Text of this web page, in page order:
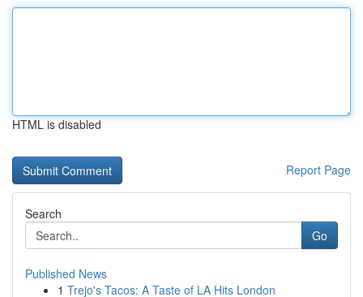
HTML is disabled
Report Page
Search
Go
Published News
1 Trejo's Tacos: A Taste of LA Hits London